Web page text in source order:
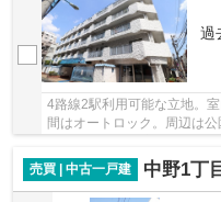
過
4路線2駅利用可能な立地。
間はオートロック。周辺は
売買 | 中古一戸建
中野1丁